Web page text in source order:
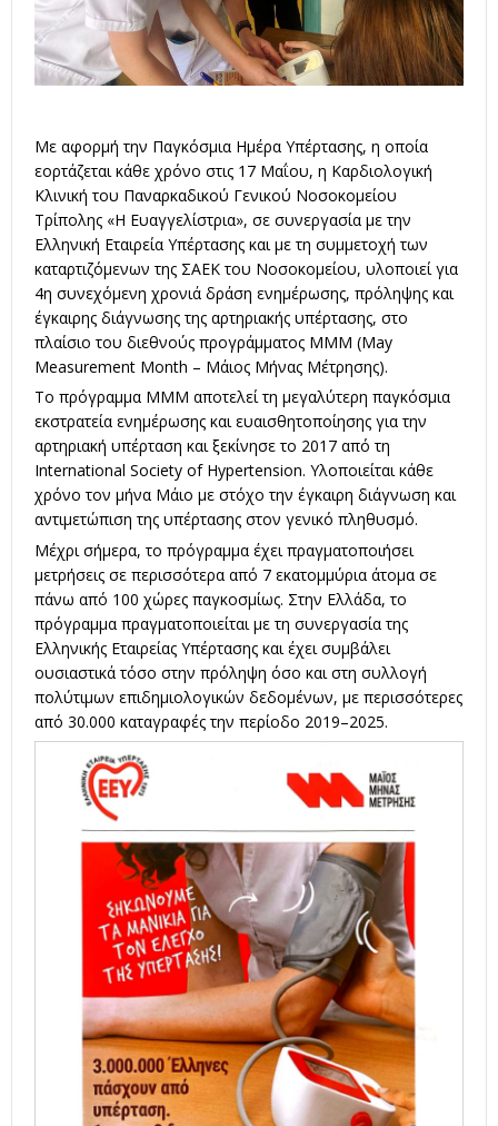
Με αφορμή την Παγκόσμια Ημέρα Υπέρτασης, η οποία
εορτάζεται κάθε χρόνο στις 17 Μαΐου, η Καρδιολογική
Κλινική του Παναρκαδικού Γενικού Νοσοκομείου
Τρίπολης «Η Ευαγγελίστρια», σε συνεργασία με την
Ελληνική Εταιρεία Υπέρτασης και με τη συμμετοχή των
καταρτιζόμενων της ΣΑΕΚ του Νοσοκομείου, υλοποιεί για
4η συνεχόμενη χρονιά δράση ενημέρωσης, πρόληψης και
έγκαιρης διάγνωσης της αρτηριακής υπέρτασης, στο
πλαίσιο του διεθνούς προγράμματος MMM (May
Measurement Month – Μάιος Μήνας Μέτρησης).
Το πρόγραμμα MMM αποτελεί τη μεγαλύτερη παγκόσμια
εκστρατεία ενημέρωσης και ευαισθητοποίησης για την
αρτηριακή υπέρταση και ξεκίνησε το 2017 από τη
International Society of Hypertension. Υλοποιείται κάθε
χρόνο τον μήνα Μάιο με στόχο την έγκαιρη διάγνωση και
αντιμετώπιση της υπέρτασης στον γενικό πληθυσμό.
Μέχρι σήμερα, το πρόγραμμα έχει πραγματοποιήσει
μετρήσεις σε περισσότερα από 7 εκατομμύρια άτομα σε
πάνω από 100 χώρες παγκοσμίως. Στην Ελλάδα, το
πρόγραμμα πραγματοποιείται με τη συνεργασία της
Ελληνικής Εταιρείας Υπέρτασης και έχει συμβάλει
ουσιαστικά τόσο στην πρόληψη όσο και στη συλλογή
πολύτιμων επιδημιολογικών δεδομένων, με περισσότερες
από 30.000 καταγραφές την περίοδο 2019–2025.